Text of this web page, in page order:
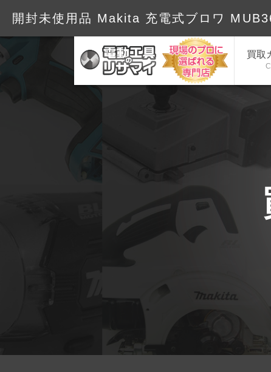
開封未使用品 Makita 充電式ブロワ
買取